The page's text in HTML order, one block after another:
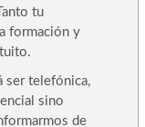
tu
formación y
ser telefónica,
sino
de